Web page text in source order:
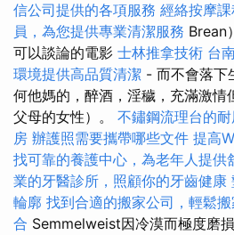
信公司提供的各項服務 經絡按摩
員，為您提供專業清潔服務 Brean
可以談論的電影 士林推拿技術 台
環境提供高品質清潔 - 而不會落下
何他媽的，醉酒，淫穢，充滿激情
父母的女性）。 不鏽鋼流理台的
房 辦護照需要攜帶哪些文件 提高
找可靠的養護中心，為老年人提供
業的牙醫診所，照顧你的牙齒健康
輪廓 找到合適的搬家公司，輕鬆
合 Semmelweist因冷漠而極度磨